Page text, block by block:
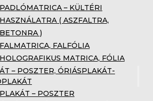
PADLÓMATRICA – KÜLTÉRI
HASZNÁLATRA ( ASZFALTRA,
BETONRA )
FALMATRICA, FALFÓLIA
HOLOGRAFIKUS MATRICA, FÓLIA
– POSZTER, ÓRIÁSPLAKÁT-
PLAKÁT – POSZTER